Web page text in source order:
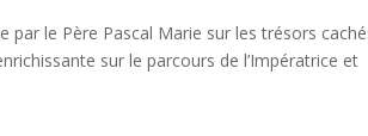
par le Père Pascal Marie sur les trésors
sur le parcours de l’Impératrice et